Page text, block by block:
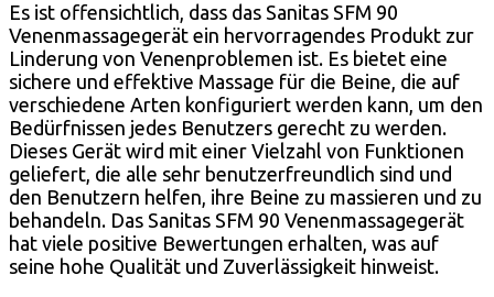
Es ist offensichtlich, dass das Sanitas SFM 90
Venenmassagegerät ein hervorragendes Produkt zur
Linderung von Venenproblemen ist. Es bietet eine
sichere und effektive Massage für die Beine, die auf
verschiedene Arten konfiguriert werden kann, um den
Bedürfnissen jedes Benutzers gerecht zu werden.
Dieses Gerät wird mit einer Vielzahl von Funktionen
geliefert, die alle sehr benutzerfreundlich sind und
den Benutzern helfen, ihre Beine zu massieren und zu
behandeln. Das Sanitas SFM 90 Venenmassagegerät
hat viele positive Bewertungen erhalten, was auf
seine hohe Qualität und Zuverlässigkeit hinweist.